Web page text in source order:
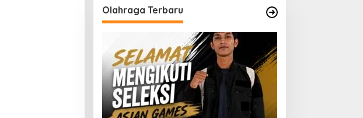
Olahraga Terbaru